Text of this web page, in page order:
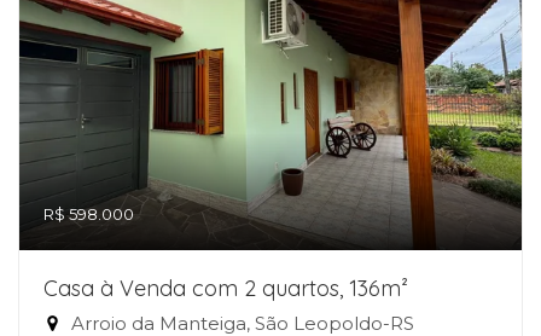
R$ 598.000
Casa à Venda com 2 quartos, 136m²
Arroio da Manteiga, São Leopoldo-RS